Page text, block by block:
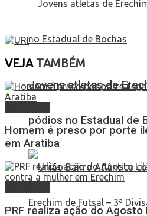
Jovens atletas de
pódios no Estadual de
VEJATAMBÉM
Homem é preso por porte
em Aratiba
PRF realiza ação do